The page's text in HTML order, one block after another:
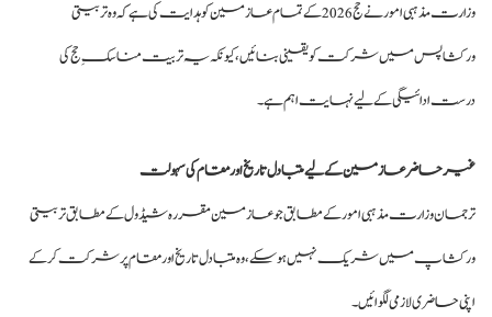
وزارت مذہبی امور نے حج 2026 کے تمام عازمین کو ہدایت کی ہے کہ وہ تربیتی
ورکشاپس میں شرکت کو یقینی بنائیں، کیونکہ یہ تربیت مناسکِ حج کی
درست ادائیگی کے لیے نہایت اہم ہے۔
غیر حاضر عازمین کے لیے متبادل تاریخ اور مقام کی سہولت
ترجمان وزارت مذہبی امور کے مطابق جو عازمین مقررہ شیڈول کے مطابق تربیتی
ورکشاپ میں شریک نہیں ہو سکے، وہ متبادل تاریخ اور مقام پر شرکت کر کے
اپنی حاضری لازمی لگوائیں۔